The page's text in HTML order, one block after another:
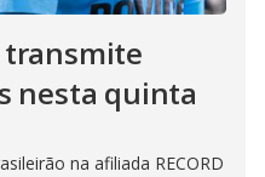
transmite
nesta quinta
na afiliada RECORD